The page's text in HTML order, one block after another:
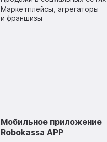
Маркетплейсы, агрегаторы
и франшизы
Мобильное приложение
Robokassa APP